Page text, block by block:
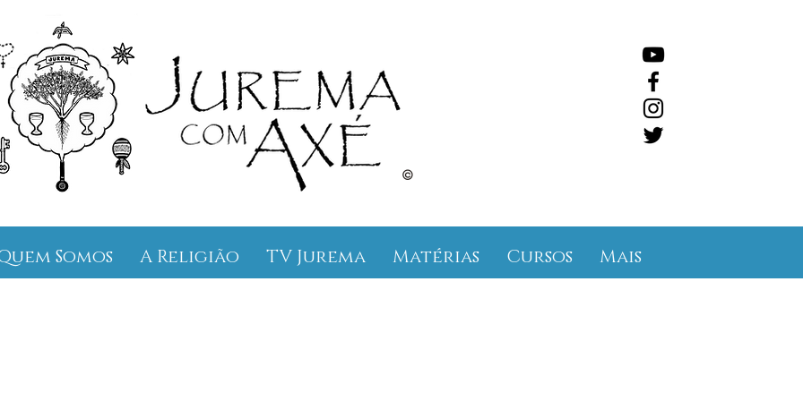
©
Somos A Religião TV Jurema Matérias Cursos Mais